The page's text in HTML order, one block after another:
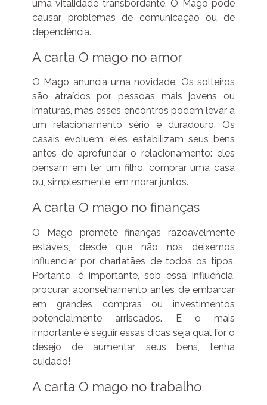
uma vitalidade transbordante. O Mago pode
causar problemas de comunicação ou de
dependência.
A carta O mago no amor
O Mago anuncia uma novidade. Os solteiros
são atraídos por pessoas mais jovens ou
imaturas, mas esses encontros podem levar a
um relacionamento sério e duradouro. Os
casais evoluem: eles estabilizam seus bens
antes de aprofundar o relacionamento: eles
pensam em ter um filho, comprar uma casa
ou, simplesmente, em morar juntos.
A carta O mago no finanças
O Mago promete finanças razoavelmente
estáveis, desde que não nos deixemos
influenciar por charlatães de todos os tipos.
Portanto, é importante, sob essa influência,
procurar aconselhamento antes de embarcar
em grandes compras ou investimentos
potencialmente arriscados. E o mais
importante é seguir essas dicas seja qual for o
desejo de aumentar seus bens, tenha
cuidado!
A carta O mago no trabalho